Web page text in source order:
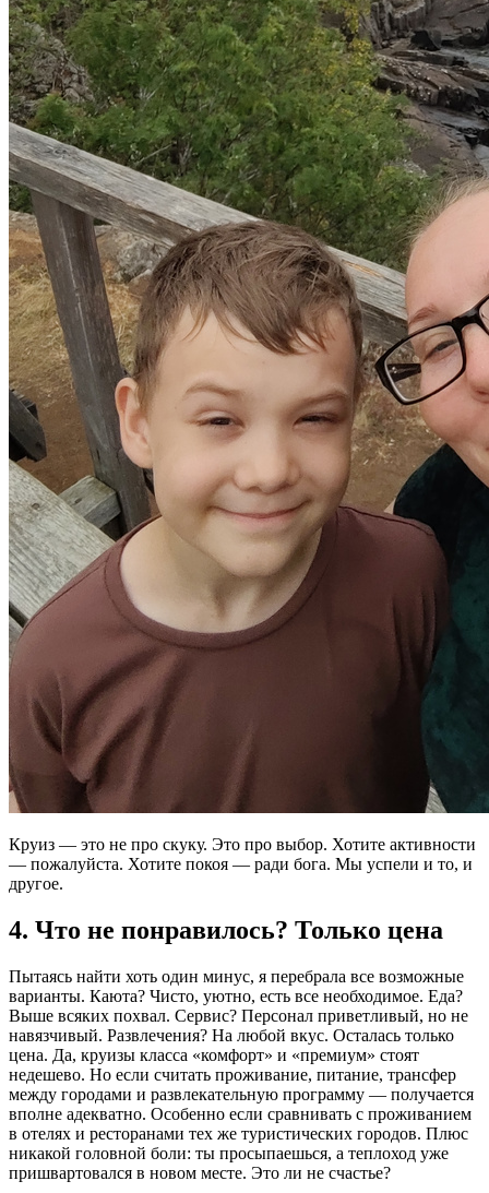
Круиз — это не про скуку. Это про выбор. Хотите активности
— пожалуйста. Хотите покоя — ради бога. Мы успели и то, и
другое.
4. Что не понравилось? Только цена
Пытаясь найти хоть один минус, я перебрала все возможные
варианты. Каюта? Чисто, уютно, есть все необходимое. Еда?
Выше всяких похвал. Сервис? Персонал приветливый, но не
навязчивый. Развлечения? На любой вкус. Осталась только
цена. Да, круизы класса «комфорт» и «премиум» стоят
недешево. Но если считать проживание, питание, трансфер
между городами и развлекательную программу — получается
вполне адекватно. Особенно если сравнивать с проживанием
в отелях и ресторанами тех же туристических городов. Плюс
никакой головной боли: ты просыпаешься, а теплоход уже
пришвартовался в новом месте. Это ли не счастье?